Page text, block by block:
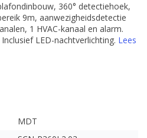
360° detectiehoek,
9m, aanwezigheidsdetectie
1 HVAC-kanaal en alarm.
LED-nachtverlichting. Lees
MDT